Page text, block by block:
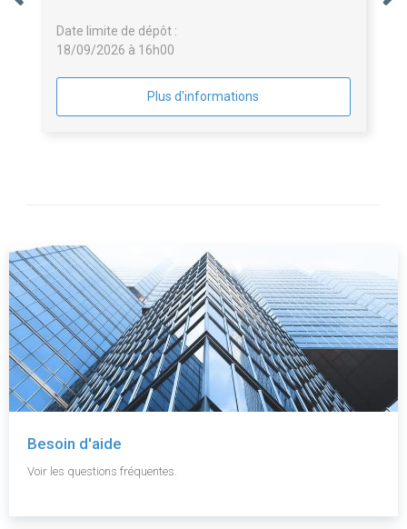
Date limite de dépôt :
18/09/2026 à 16h00
Plus d'informations
Besoin d'aide
Voir les questions fréquentes.